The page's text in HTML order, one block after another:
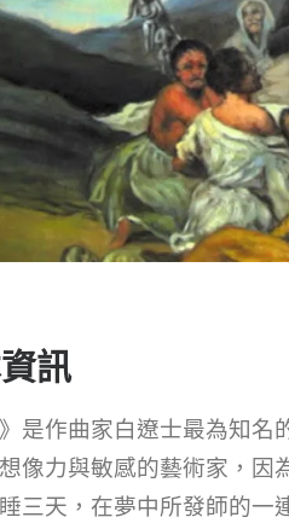
訊
》是作曲家白遼士最為知
像力與敏感的藝術家，因
三天，在夢中所發師的一